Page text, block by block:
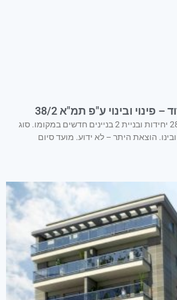
הריסה ובינוי של בניין ובו 28 יחידות ובניית 2 בניינים חדשים במקומו. סוג